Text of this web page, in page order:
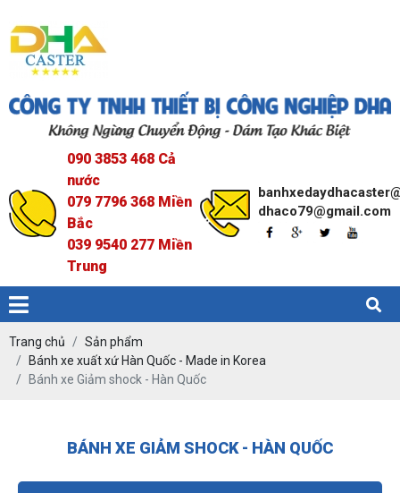
090 3853 468 Cả
nước
079 7796 368 Miền
Bắc
039 9540 277 Miền
Trung
dhaco79@gmail.com
Trang chủ
Sản phẩm
Bánh xe xuất xứ Hàn Quốc - Made in Korea
Bánh xe Giảm shock - Hàn Quốc
BÁNH XE GIẢM SHOCK - HÀN QUỐC